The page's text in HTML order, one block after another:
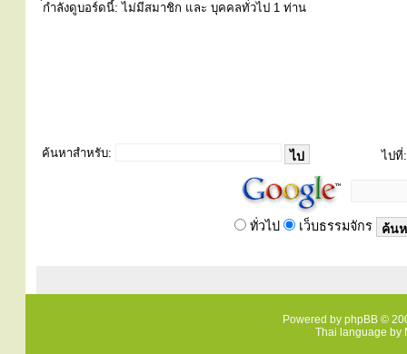
่กำลังดูบอร์ดนี้: ไม่มีสมาชิก และ บุคคลทั่วไป 1 ท่าน
ค้นหาสำหรับ: ไปที่:
ทั่วไป เว็บธรรมจักร
Powered by phpBB ©
Thai language by